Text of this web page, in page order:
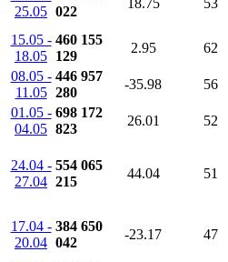
25.05 022
18.75 53
15.05 -
18.05
460 155
129
2.95 62
08.05 -
11.05
446 957
280
-35.98 56
01.05 -
04.05
698 172
823
26.01 52
24.04 -
27.04
554 065
215
44.04 51
17.04 -
20.04
384 650
042
-23.17 47